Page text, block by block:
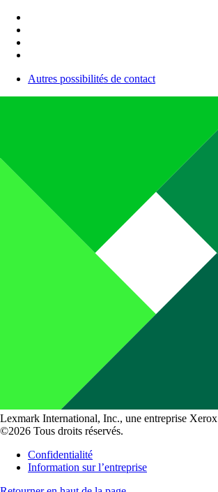
Autres possibilités de contact
Lexmark International, Inc., une entreprise Xerox
©2026 Tous droits réservés.
Confidentialité
Information sur l’entreprise